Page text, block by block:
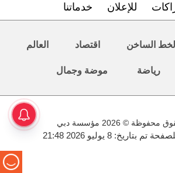
للإعلان خدماتنا
الخط الساخن اقتصاد العالم
رياضة موضة وجمال
© 2026 مؤسسة دبي
8 يوليو 2026 21:48